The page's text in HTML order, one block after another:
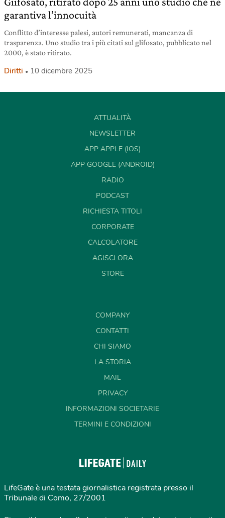
garantiva l’innocuità
Conflitto d’interesse palesi, autori remunerati, mancanza di
trasparenza. Uno studio tra i più citati sul glifosato, pubblicato nel
2000, è stato ritirato.
Diritti 10 dicembre 2025
ATTUALITÀ
NEWSLETTER
APP APPLE (IOS)
APP GOOGLE (ANDROID)
RADIO
PODCAST
RICHIESTA TITOLI
CORPORATE
CALCOLATORE
AGISCI ORA
STORE
COMPANY
CONTATTI
CHI SIAMO
LA STORIA
MAIL
PRIVACY
INFORMAZIONI SOCIETARIE
TERMINI E CONDIZIONI
LifeGate è una testata giornalistica registrata presso il
Tribunale di Como, 27/2001